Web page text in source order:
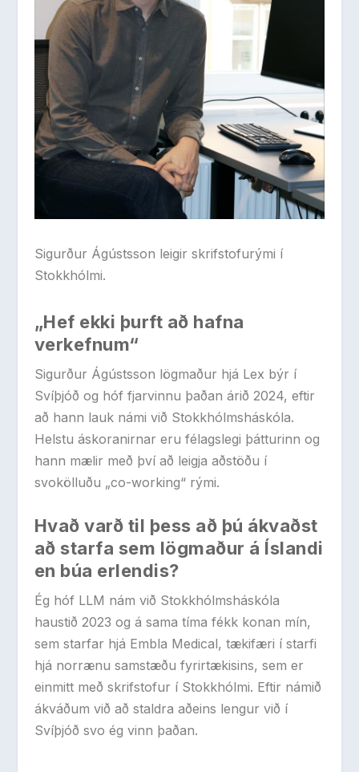
Sigurður Ágústsson leigir skrifstofurými í
Stokkhólmi.
„Hef ekki þurft að hafna
verkefnum“
Sigurður Ágústsson lögmaður hjá Lex býr í
Svíþjóð og hóf fjarvinnu þaðan árið 2024, eftir
að hann lauk námi við Stokkhólmsháskóla.
Helstu áskoranirnar eru félagslegi þátturinn og
hann mælir með því að leigja aðstöðu í
svokölluðu „co-working“ rými.
Hvað varð til þess að þú ákvaðst
að starfa sem lögmaður á Íslandi
en búa erlendis?
Ég hóf LLM nám við Stokkhólmsháskóla
haustið 2023 og á sama tíma fékk konan mín,
sem starfar hjá Embla Medical, tækifæri í starfi
hjá norrænu samstæðu fyrirtækisins, sem er
einmitt með skrifstofur í Stokkhólmi. Eftir námið
ákváðum við að staldra aðeins lengur við í
Svíþjóð svo ég vinn þaðan.